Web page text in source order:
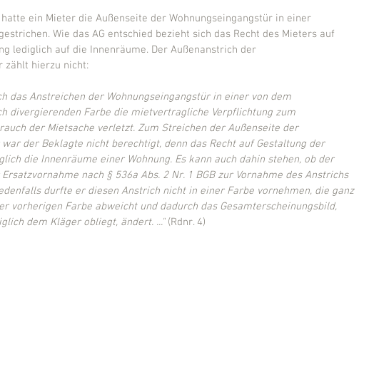
ein Mieter die Außenseite der Wohnungseingangstür in einer
Wie das AG entschied bezieht sich das Recht des Mieters auf
lediglich auf die Innenräume. Der Außenanstrich der
zählt hierzu nicht:
das Anstreichen der Wohnungseingangstür in einer von dem
divergierenden Farbe die mietvertragliche Verpflichtung zum
der Mietsache verletzt. Zum Streichen der Außenseite der
war der Beklagte nicht berechtigt, denn das Recht auf Gestaltung der
die Innenräume einer Wohnung. Es kann auch dahin stehen, ob der
nach § 536a Abs. 2 Nr. 1 BGB zur Vornahme des Anstrichs
durfte er diesen Anstrich nicht in einer Farbe vornehmen, die ganz
vorherigen Farbe abweicht und dadurch das Gesamterscheinungsbild,
dem Kläger obliegt, ändert. ..." (Rdnr. 4)